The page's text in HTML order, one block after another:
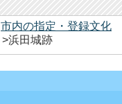
市内の指定・登録文化
>浜田城跡